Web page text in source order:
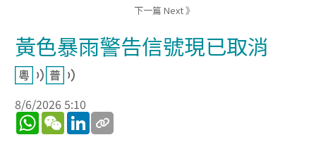
下一篇 Next 》
黃色暴雨警告信號現已取消
8/6/2026 5:10
WhatsApp
WeChatLinkedIn